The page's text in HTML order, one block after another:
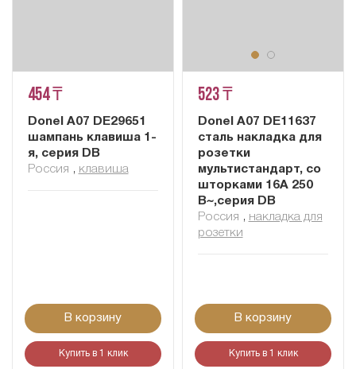
454 ₸
Donel A07 DE29651
шампань клавиша 1-
я, серия DB
Россия , клавиша
В корзину
Купить в 1 клик
523 ₸
Donel A07 DE11637
сталь накладка для
розетки
мультистандарт, со
шторками 16A 250
В~,серия DB
Россия , накладка для
розетки
В корзину
Купить в 1 клик